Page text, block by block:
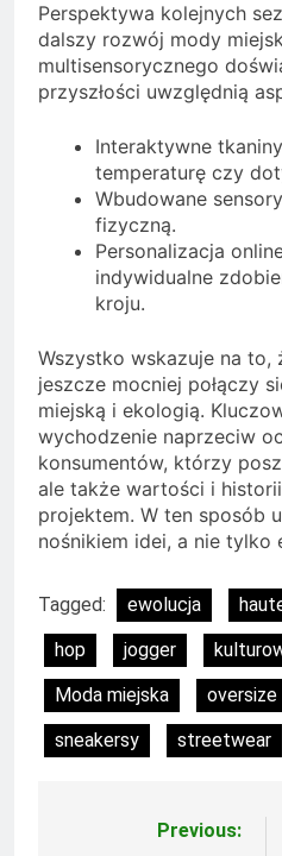
Perspektywa kolejnych
dalszy rozwój mody
multisensorycznego
przyszłości uwzględnią
Interaktywne
temperaturę czy
Wbudowane
fizyczną.
Personalizacja
indywidualne
kroju.
Wszystko wskazuje na to,
jeszcze mocniej połączy
miejską i ekologią.
wychodzenie naprzeciw
konsumentów, którzy
ale także wartości i
projektem. W ten sposób
nośnikiem idei, a nie tylko
Tagged: ewolucja
hop
jogger
Moda miejska
oversize
sneakersy
streetwear
NawigacjaPrevious: